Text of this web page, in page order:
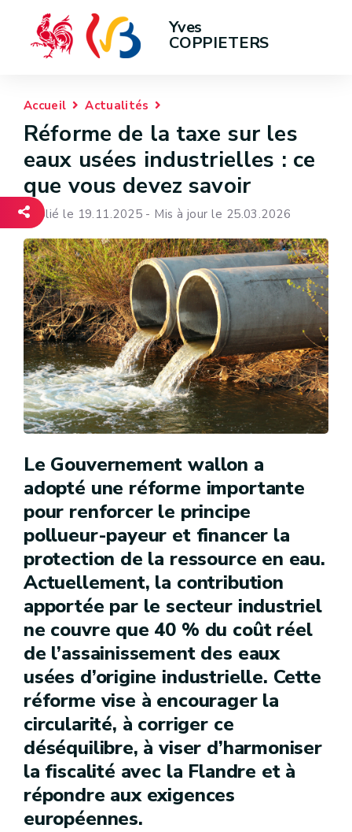
Yves
COPPIETERS
Accueil Actualités
Réforme de la taxe sur les
eaux usées industrielles : ce
que vous devez savoir
Publié le 19.11.2025 - Mis à jour le 25.03.2026
Le Gouvernement wallon a
adopté une réforme importante
pour renforcer le principe
pollueur-payeur et financer la
protection de la ressource en eau.
Actuellement, la contribution
apportée par le secteur industriel
ne couvre que 40 % du coût réel
de l’assainissement des eaux
usées d’origine industrielle. Cette
réforme vise à encourager la
circularité, à corriger ce
déséquilibre, à viser d’harmoniser
la fiscalité avec la Flandre et à
répondre aux exigences
européennes.